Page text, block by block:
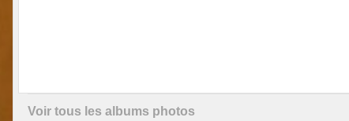
Voir tous les albums photos